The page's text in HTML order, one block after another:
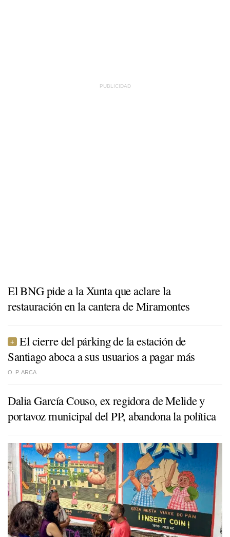
El BNG pide a la Xunta que aclare la
restauración en la cantera de Miramontes
El cierre del párking de la estación de
Santiago aboca a sus usuarios a pagar más
O. P. ARCA
Dalia García Couso, ex regidora de Melide y
portavoz municipal del PP, abandona la política